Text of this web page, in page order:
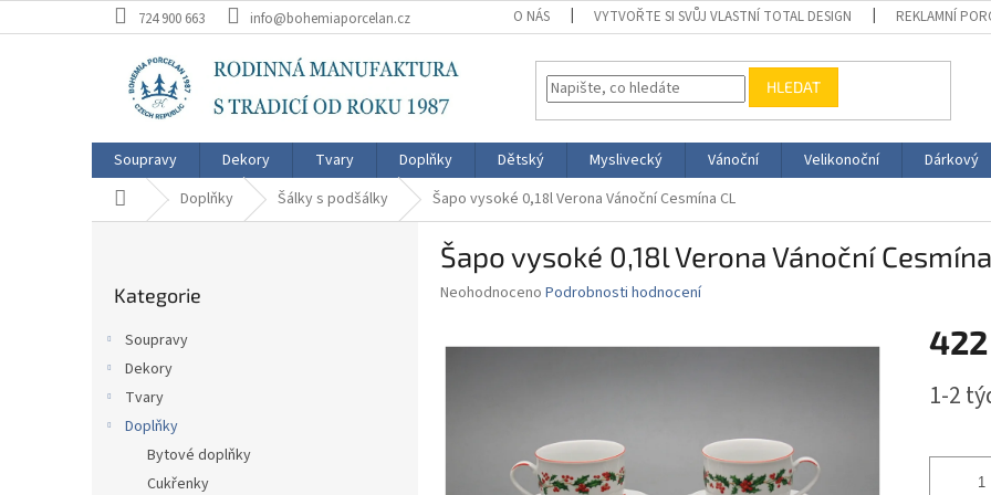
na
724 900 663 info@bohemiaporcelan.cz O NÁS VYTVOŘTE SI SVŮJ VLASTNÍ TOTAL DESIGN REKLAMNÍ
HLEDAT
Soupravy Dekory Tvary Doplňky Dětský Myslivecký Vánoční Velikonoční Dárkový
Domů Doplňky Šálky s podšálky Šapo vysoké 0,18l Verona Vánoční Cesmína CL
kategorie
Kategorie
Soupravy
Dekory
Tvary
Doplňky
Bytové doplňky
Cukřenky
Šapo vysoké 0,18l Verona Vánoční
Průměrné
Neohodnoceno Podrobnosti hodnocení
cena:
1-2